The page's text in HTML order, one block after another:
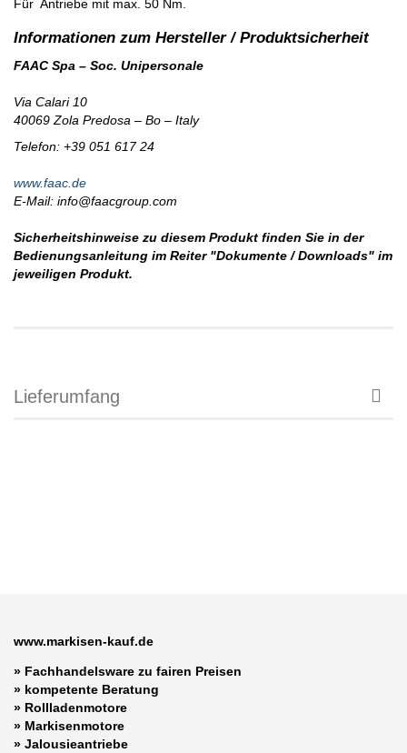
Für Antriebe mit max. 50 Nm.
FAAC Spa – Soc. Unipersonale
Via Calari 10
40069 Zola Predosa – Bo – Italy
Telefon: +39 051 617 24
www.faac.de
E-Mail: info@faacgroup.com
Sicherheitshinweise zu diesem Produkt finden Sie in der
Bedienungsanleitung im Reiter "Dokumente / Downloads" im
jeweiligen Produkt.
Lieferumfang
www.markisen-kauf.de
» Fachhandelsware zu fairen Preisen
» kompetente Beratung
» Rollladenmotore
» Markisenmotore
» Jalousieantriebe